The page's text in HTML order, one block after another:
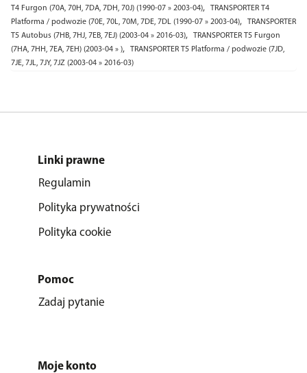
T4 Furgon (70A, 70H, 7DA, 7DH, 70J) (1990-07 » 2003-04),
TRANSPORTER T4
Platforma / podwozie (70E, 70L, 70M, 7DE, 7DL (1990-07 » 2003-04),
TRANSPORTER
T5 Autobus (7HB, 7HJ, 7EB, 7EJ) (2003-04 » 2016-03),
TRANSPORTER T5 Furgon
(7HA, 7HH, 7EA, 7EH) (2003-04 » ),
TRANSPORTER T5 Platforma / podwozie (7JD,
7JE, 7JL, 7JY, 7JZ (2003-04 » 2016-03)
Linki prawne
Regulamin
Polityka prywatności
Polityka cookie
Pomoc
Zadaj pytanie
Moje konto